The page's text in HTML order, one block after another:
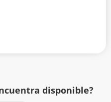
disponible?